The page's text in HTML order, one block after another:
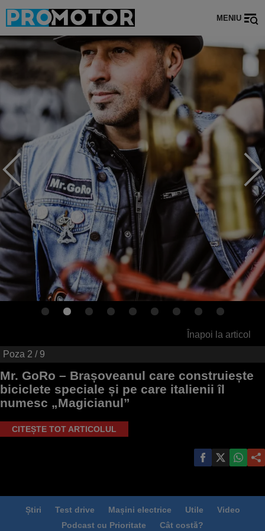
MENIU
Înapoi la articol
Poza 2 / 9
Mr. GoRo – Brașoveanul care construiește
biciclete speciale și pe care italienii îl
numesc „Magicianul”
CITEȘTE TOT ARTICOLUL
Știri Test drive Mașini electrice Utile
Video
Podcast cu Prioritate
Cât costă?